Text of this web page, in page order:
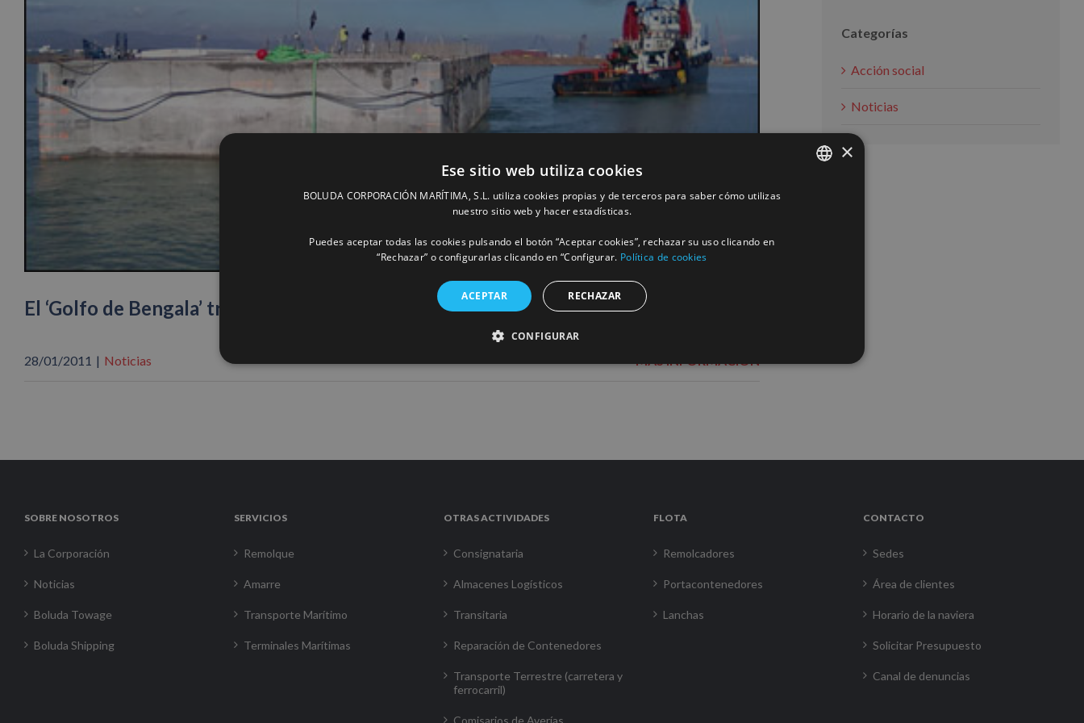
El ‘Golfo de Bengala’ traslada un cajón de hormigón de 40 metros hasta Tánger
28/01/2011 | Noticias MÁS INFORMACIÓN
Categorías
Acción social
Noticias
SOBRE NOSOTROS
La Corporación
Noticias
Boluda Towage
Boluda Shipping
SERVICIOS
Remolque
Amarre
Transporte Marítimo
Terminales Marítimas
OTRAS ACTIVIDADES
Consignataria
Almacenes Logísticos
Transitaria
Reparación de Contenedores
Transporte Terrestre (carretera y
ferrocarril)
Comisarios de Averías
FLOTA
Remolcadores
Portacontenedores
Lanchas
CONTACTO
Sedes
Área de clientes
Horario de la naviera
Solicitar Presupuesto
Canal de denuncias
×
Ese sitio web utiliza cookies
BOLUDA CORPORACIÓN MARÍTIMA, S.L. utiliza cookies propias y de terceros para saber cómo utilizas
nuestro sitio web y hacer estadísticas.
Puedes aceptar todas las cookies pulsando el botón “Aceptar cookies”, rechazar su uso clicando en
“Rechazar” o configurarlas clicando en “Configurar. Política de cookies
ACEPTAR RECHAZAR
CONFIGURAR